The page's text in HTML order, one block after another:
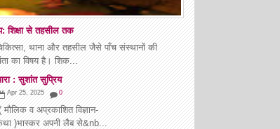
शिक्षा से तहसील तक
थाना और तहसील जैसे पाँच संस्थानों की
का विषय है। शिक...
: सुशांत सुप्रिय
Apr 25, 2025 0
व अप्रकाशित विज्ञान-
)भास्कर अपनी लैब से&nb...